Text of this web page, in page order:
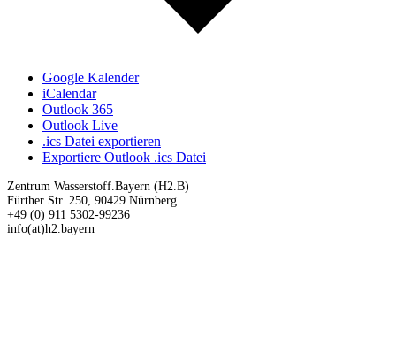
Google Kalender
iCalendar
Outlook 365
Outlook Live
.ics Datei exportieren
Exportiere Outlook .ics Datei
Zentrum Wasserstoff.Bayern (H2.B)
Fürther Str. 250, 90429 Nürnberg
+49 (0) 911 5302-99236
info(at)h2.bayern